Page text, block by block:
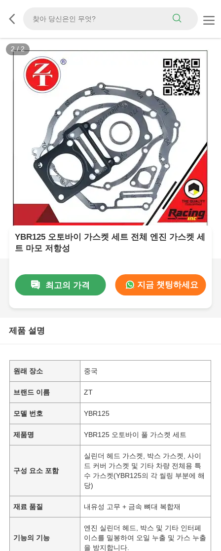
2/2
YBR125 오토바이 가스켓 세트 전체 엔진 가스켓 세
트 마모 저항성
최고의 가격 지금 챗팅하세요
제품 설명
원래 장소 중국
브랜드 이름 ZT
모델 번호 YBR125
제품명 YBR125 오토바이 풀 가스켓 세트
구성 요소 포함
실린더 헤드 가스켓, 박스 가스켓, 사이
드 커버 가스켓 및 기타 차량 전체용 특
수 가스켓(YBR125의 각 씰링 부분에 해
당)
재료 품질 내유성 고무 + 금속 뼈대 복합재
기능의 기능
엔진 실린더 헤드, 박스 및 기타 인터페
이스를 밀봉하여 오일 누출 및 가스 누출
을 방지합니다.